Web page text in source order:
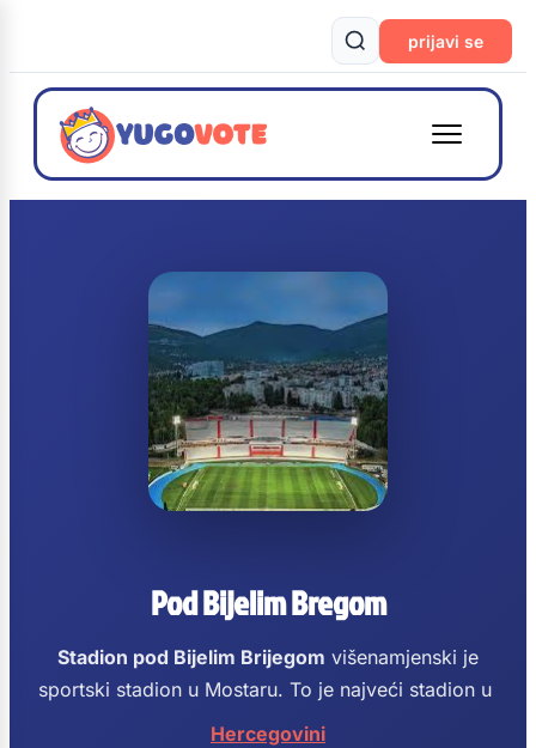
prijavi se
Pod Bijelim Bregom
Stadion pod Bijelim Brijegom višenamjenski je
sportski stadion u Mostaru. To je najveći stadion u
Hercegovini